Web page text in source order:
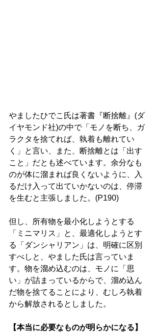
やましたひでこ氏は著書『断捨離』(ダ
イヤモンド社)の中で「モノを断ち、ガ
ラクタを捨てれば、執着も離れてい
く」と言い、また、断捨離とは「出す
こと」だとも述べています。余分なも
のが体に溜まれば良くないように、入
るだけ入って出ていかないのは、停滞
を生むと主張しました。(P190)
但し、所有物を最小化しようとする
「ミニマリス」と、最適化しようとす
る「ダンシャリアン」は、明確に区別
すべしと、やました氏は言っていま
す。物を溜め込むのは、モノに「思
い」が詰まっているからで、溜め込ん
だ物を捨てることにより、むしろ執着
から解放されるとしました。
【本当に必要なものが明らかになる】